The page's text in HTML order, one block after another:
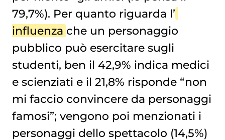
79,7%). Per quanto riguarda l’
influenza che un personaggio
pubblico può esercitare sugli
studenti, ben il 42,9% indica medici
e scienziati e il 21,8% risponde “non
mi faccio convincere da personaggi
famosi”; vengono poi menzionati i
personaggi dello spettacolo (14,5%)